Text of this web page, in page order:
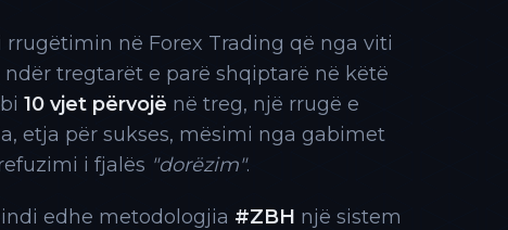
rrugëtimin në Forex Trading që nga viti
ndër tregtarët e parë shqiptarë në këtë
10 vjet përvojë në treg, një rrugë e
etja për sukses, mësimi nga gabimet
i fjalës "dorëzim".
edhe metodologjia #ZBH një sistem